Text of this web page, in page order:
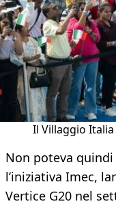
Il Villaggio
Non poteva quindi
l’iniziativa Imec,
Vertice G20 nel